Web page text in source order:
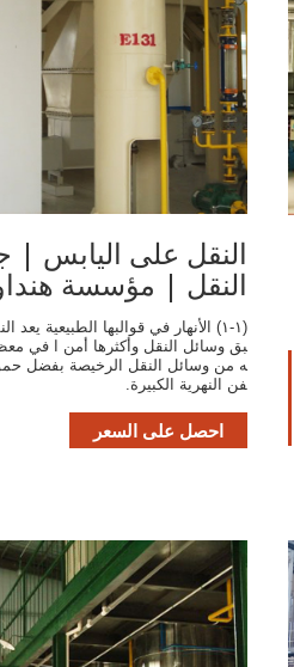
النقل على اليابس |
النقل | مؤسسة
(١-١) الأنهار في قوالبها الطبيعية
بق وسائل النقل وأكثرها أمن ا في
ه من وسائل النقل الرخيصة بفضل
فن النهرية الكبيرة.
احصل على السعر